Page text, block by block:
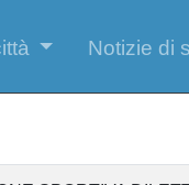
Notizie di